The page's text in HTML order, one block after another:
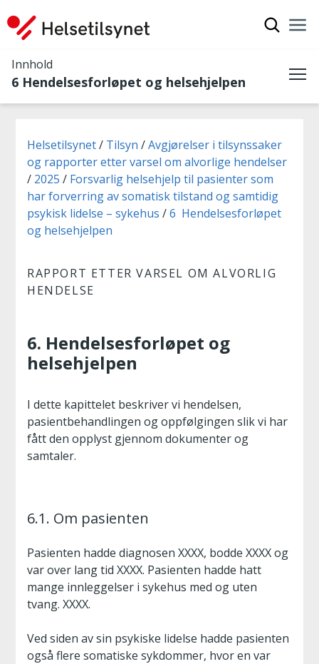
Innhold
6 Hendelsesforløpet og helsehjelpen
Du er her:
Helsetilsynet Tilsyn
Avgjørelser i tilsynssaker
og rapporter etter varsel om alvorlige hendelser
2025
Forsvarlig helsehjelp til pasienter som
har forverring av somatisk tilstand og samtidig
psykisk lidelse – sykehus
6 Hendelsesforløpet
og helsehjelpen
RAPPORT ETTER VARSEL OM ALVORLIG
HENDELSE
6. Hendelsesforløpet og
helsehjelpen
I dette kapittelet beskriver vi hendelsen,
pasientbehandlingen og oppfølgingen slik vi har
fått den opplyst gjennom dokumenter og
samtaler.
6.1. Om pasienten
Pasienten hadde diagnosen XXXX, bodde XXXX og
var over lang tid XXXX. Pasienten hadde hatt
mange innleggelser i sykehus med og uten
tvang. XXXX.
Ved siden av sin psykiske lidelse hadde pasienten
også flere somatiske sykdommer, hvor en var